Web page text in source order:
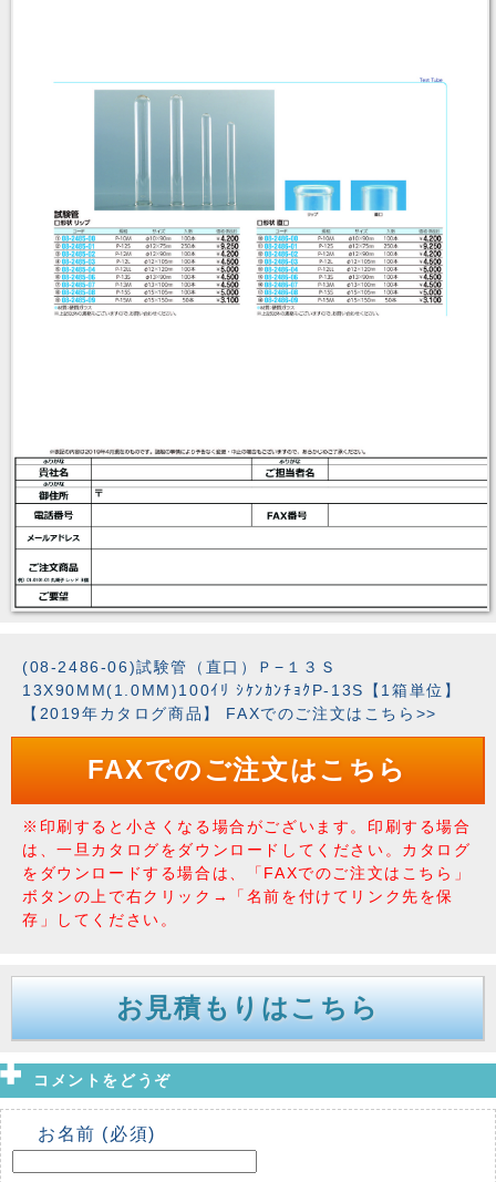
(08-2486-06)試験管（直口）Ｐ−１３Ｓ
13X90MM(1.0MM)100ｲﾘ ｼｹﾝｶﾝﾁｮｸP-13S【1箱単位】
【2019年カタログ商品】 FAXでのご注文はこちら>>
FAXでのご注文はこちら
※印刷すると小さくなる場合がございます。印刷する場合
は、一旦カタログをダウンロードしてください。カタログ
をダウンロードする場合は、「FAXでのご注文はこちら」
ボタンの上で右クリック→「名前を付けてリンク先を保
存」してください。
お見積もりはこちら
コメントをどうぞ
お名前 (必須)